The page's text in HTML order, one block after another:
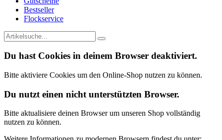
Bestseller
Flockservice
Du hast Cookies in deinem Browser deaktiviert.
Bitte aktiviere Cookies um den Online-Shop nutzen zu können.
Du nutzt einen nicht unterstützten Browser.
Bitte aktualisiere deinen Browser um unseren Shop vollständig
nutzen zu können.